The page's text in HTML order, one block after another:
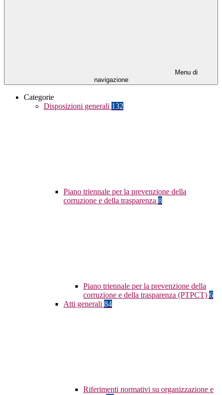
Menu di
navigazione
Categorie
Disposizioni generali 132
Piano triennale per la prevenzione della
corruzione e della trasparenza 8
Piano triennale per la prevenzione della
corruzione e della trasparenza (PTPCT) 6
Atti generali 84
Riferimenti normativi su organizzazione e